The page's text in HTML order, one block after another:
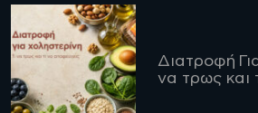
Διατροφή
να τρως και